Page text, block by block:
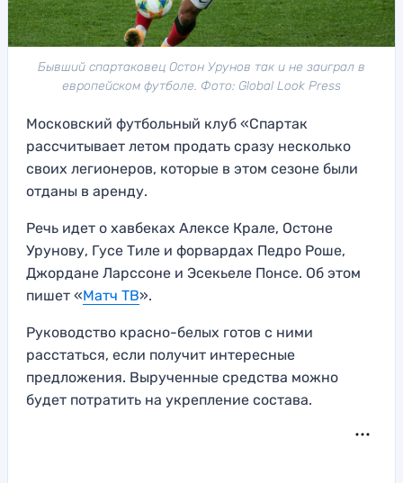
Бывший спартаковец Остон Урунов так и не заиграл в
европейском футболе. Фото: Global Look Press
Московский футбольный клуб «Спартак
рассчитывает летом продать сразу несколько
своих легионеров, которые в этом сезоне были
отданы в аренду.
Речь идет о хавбеках Алексе Крале, Остоне
Урунову, Гусе Тиле и форвардах Педро Роше,
Джордане Ларссоне и Эсекьеле Понсе. Об этом
пишет «Матч ТВ».
Руководство красно-белых готов с ними
расстаться, если получит интересные
предложения. Вырученные средства можно
будет потратить на укрепление состава.